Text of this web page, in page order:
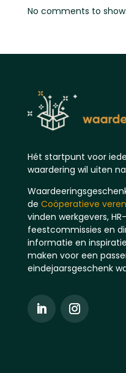
No comments to show.
Hét startpunt voor
waardering wil uiten
de Coöperatieve
vinden werkgevers,
feestcommissies en
informatie en
maken voor een
eindejaarsgeschenk